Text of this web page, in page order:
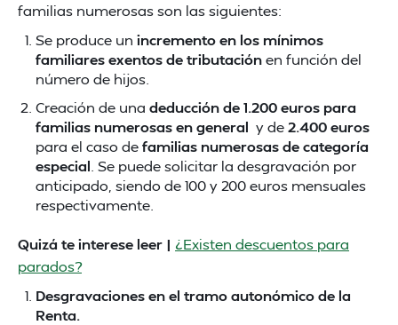
familias numerosas son las siguientes:
Se produce un incremento en los mínimos
familiares exentos de tributaciónen función del
número de hijos.
Creación de una deducción de 1.200 euros para
familias numerosas en general y de2.400 euros
para el caso defamilias numerosas de categoría
especial . Se puede solicitar la desgravación por
anticipado, siendo de 100 y 200 euros mensuales
respectivamente.
Quizá te interese leer | ¿Existen descuentos para
parados?
Desgravaciones en el tramo autonómico de la
Renta.